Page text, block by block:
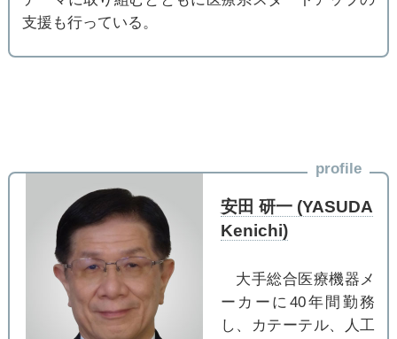
支援も行っている。
profile
安田 研一 (YASUDA
Kenichi)
大手総合医療機器メ
ーカーに40年間勤務
し、カテーテル、人工